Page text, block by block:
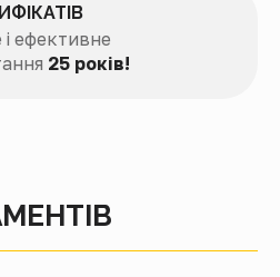
і ефективне
25 років!